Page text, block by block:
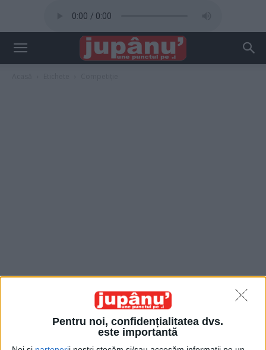
Pentru noi, confidențialitatea dvs.
este importantă